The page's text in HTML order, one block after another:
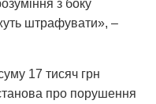
з боку
штрафувати», –
17 тисяч грн
про порушення